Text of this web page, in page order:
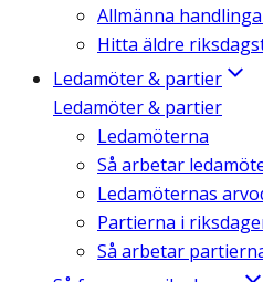
Allmänna
Hitta äldre
Ledamöter & partier
Ledamöter & partier
Ledamöterna
Så arbetar
Ledamöternas
Partierna i
Så arbetar